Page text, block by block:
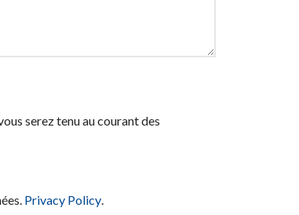
serez tenu au courant des
Privacy Policy.